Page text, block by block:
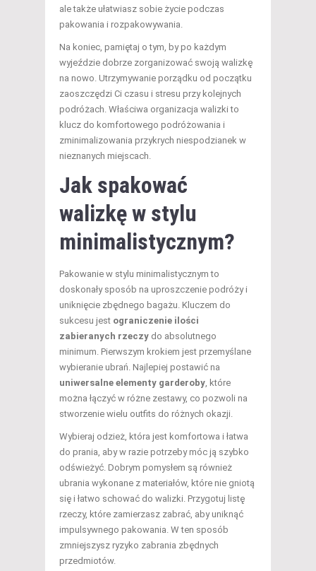
ale także ułatwiasz sobie życie podczas
pakowania i rozpakowywania.
Na koniec, pamiętaj o tym, by po każdym
wyjeździe dobrze zorganizować swoją walizkę
na nowo. Utrzymywanie porządku od początku
zaoszczędzi Ci czasu i stresu przy kolejnych
podróżach. Właściwa organizacja walizki to
klucz do komfortowego podróżowania i
zminimalizowania przykrych niespodzianek w
nieznanych miejscach.
Jak spakować
walizkę w stylu
minimalistycznym?
Pakowanie w stylu minimalistycznym to
doskonały sposób na uproszczenie podróży i
uniknięcie zbędnego bagażu. Kluczem do
sukcesu jest ograniczenie ilości
zabieranych rzeczy do absolutnego
minimum. Pierwszym krokiem jest przemyślane
wybieranie ubrań. Najlepiej postawić na
uniwersalne elementy garderoby, które
można łączyć w różne zestawy, co pozwoli na
stworzenie wielu outfits do różnych okazji.
Wybieraj odzież, która jest komfortowa i łatwa
do prania, aby w razie potrzeby móc ją szybko
odświeżyć. Dobrym pomysłem są również
ubrania wykonane z materiałów, które nie gniotą
się i łatwo schować do walizki. Przygotuj listę
rzeczy, które zamierzasz zabrać, aby uniknąć
impulsywnego pakowania. W ten sposób
zmniejszysz ryzyko zabrania zbędnych
przedmiotów.